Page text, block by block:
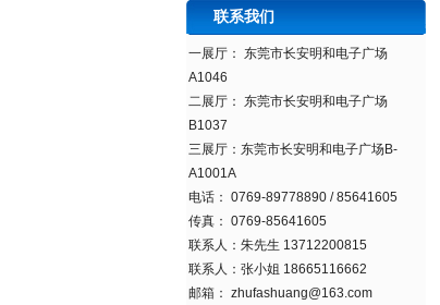
联系我们
一展厅 ： 东莞市长安明和电子广场
A1046
二展厅 ： 东莞市长安明和电子广场
B1037
三展厅： 东莞市长安明和电子广场B-
A1001A
电话： 0769-89778890 / 85641605
传真： 0769-85641605
联系人：朱先生 13712200815
联系人：张小姐 18665116662
邮箱： zhufashuang@163.com